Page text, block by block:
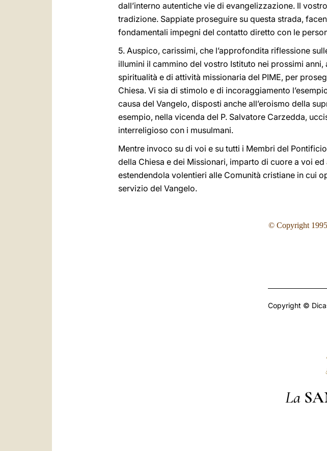
dall’interno autentiche vie di evangelizzazione. Il
tradizione. Sappiate proseguire su questa strada,
fondamentali impegni del contatto diretto con le
5. Auspico, carissimi, che l’approfondita riflessione
illumini il cammino del vostro Istituto nei prossimi
spiritualità e di attività missionaria del PIME, per
Chiesa. Vi sia di stimolo e di incoraggiamento
causa del Vangelo, disposti anche all’eroismo della
esempio, nella vicenda del P. Salvatore Carzedda,
interreligioso con i musulmani.
Mentre invoco su di voi e su tutti i Membri del
della Chiesa e dei Missionari, imparto di cuore a voi
estendendola volentieri alle Comunità cristiane in cui
servizio del Vangelo.
© Copyright 1995
Copyright ©
La